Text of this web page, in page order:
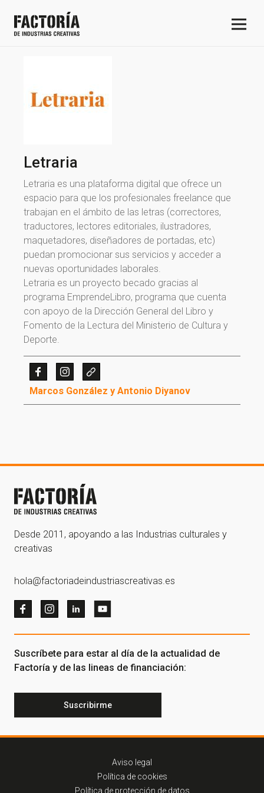
¡Gracias por suscribirte a
nuestra newsletter!
Letraria
Letraria es una plataforma digital que ofrece un
espacio para que los profesionales freelance que
trabajan en el ámbito de las letras (correctores,
traductores, lectores editoriales, ilustradores,
maquetadores, diseñadores de portadas, etc)
puedan promocionar sus servicios y acceder a
nuevas oportunidades laborales.
Letraria es un proyecto becado gracias al
programa EmprendeLibro, programa que cuenta
con apoyo de la Dirección General del Libro y
Fomento de la Lectura del Ministerio de Cultura y
Deporte.
Marcos González y Antonio Diyanov
Desde 2011, apoyando a las Industrias culturales y
creativas
hola@factoriadeindustriascreativas.es
Suscríbete para estar al día de la actualidad de
Factoría y de las lineas de financiación:
Suscribirme
Aviso legal
Política de cookies
Política de protección de datos